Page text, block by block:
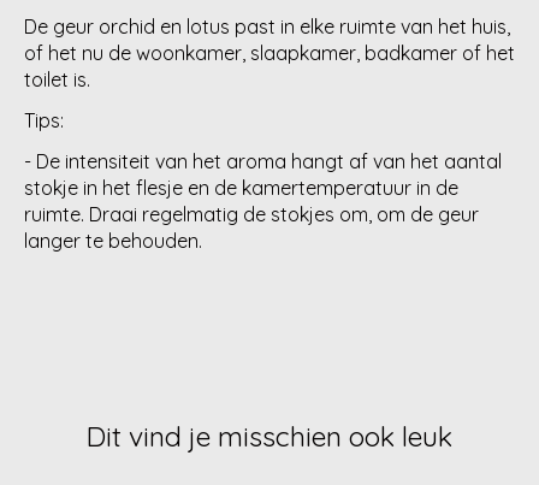
De geur orchid en lotus past in elke ruimte van het huis,
of het nu de woonkamer, slaapkamer, badkamer of het
toilet is.
Tips:
- De intensiteit van het aroma hangt af van het aantal
stokje in het flesje en de kamertemperatuur in de
ruimte. Draai regelmatig de stokjes om, om de geur
langer te behouden.
Dit vind je misschien ook leuk